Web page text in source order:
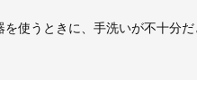
を使うときに、手洗いが不十